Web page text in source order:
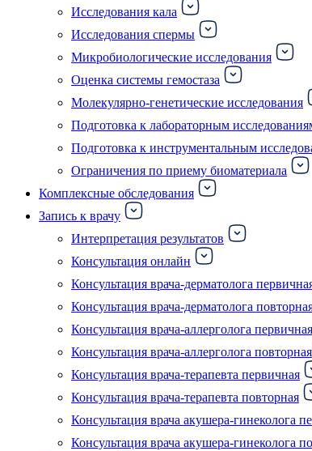
Исследования кала
Исследования спермы
Микробиологические исследования
Оценка системы гемостаза
Молекулярно-генетические исследования
Подготовка к лабораторным
Подготовка к инструментальным
Ограничения по приему биоматериала
Комплексные обследования
Запись к врачу
Интерпретация результатов
Консультация онлайн
Консультация врача-дерматолога
Консультация врача-дерматолога
Консультация врача-аллерголога первичная
Консультация врача-аллерголога повторная
Консультация врача-терапевта первичная
Консультация врача-терапевта повторная
Консультация врача акушера-гинеколога
Консультация врача акушера-гинеколога